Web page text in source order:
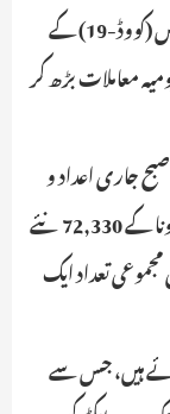
گزشتہ 24 گھنٹوں کے دوران ملک میں کورونا وائرس (کووڈ-19) کے
معاملات بڑھ کر
جاری اعداد و
شمار کے مطابق گزشتہ 24 گھنٹوں کے دوران کورونا کے 72,330 نئے
تعداد ایک
یاب ہوئے ہیں، جس سے